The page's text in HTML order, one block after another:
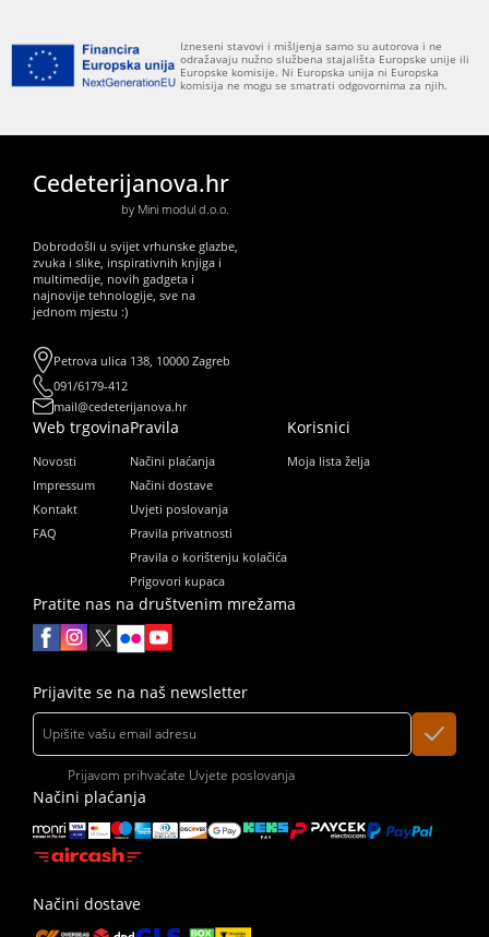
Izneseni stavovi i mišljenja samo su autorova i ne
odražavaju nužno službena stajališta Europske unije ili
Europske komisije. Ni Europska unija ni Europska
komisija ne mogu se smatrati odgovornima za njih.
Cedeterijanova.hr
by Mini modul d.o.o.
Dobrodošli u svijet vrhunske glazbe,
zvuka i slike, inspirativnih knjiga i
multimedije, novih gadgeta i
najnovije tehnologije, sve na
jednom mjestu :)
Petrova ulica 138, 10000 Zagreb
091/6179-412
mail@cedeterijanova.hr
Web trgovina
Novosti
Impressum
Kontakt
FAQ
Pravila
Načini plaćanja
Načini dostave
Uvjeti poslovanja
Pravila privatnosti
Pravila o korištenju kolačića
Prigovori kupaca
Korisnici
Moja lista želja
Prijavite se na naš newsletter
Prijavom prihvaćate Uvjete poslovanja
Pratite nas na društvenim mrežama
Načini plaćanja
Načini dostave